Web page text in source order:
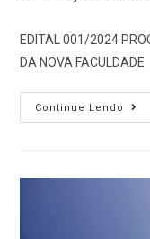
EDITAL 001/2024
DA NOVA FACULDADE
Continue Lendo